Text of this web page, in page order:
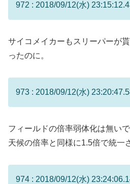
972 : 2018/09/12(水)
サイコメイカーもスリーパーが
ったのに。
973 : 2018/09/12(水)
フィールドの倍率弱体化は無いで
天候の倍率と同様に1.5倍で統一
974 : 2018/09/12(水)